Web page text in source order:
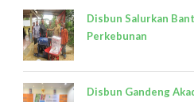
Disbun Salurkan
Perkebunan
Disbun Gandeng